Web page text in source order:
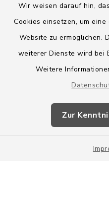
Wir weisen darauf hin,
Cookies einsetzen, um
Website zu ermöglichen.
weiterer Dienste wird bei
Weitere
Zur